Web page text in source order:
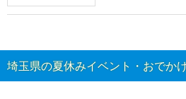
埼玉県の夏休みイベント・おでか